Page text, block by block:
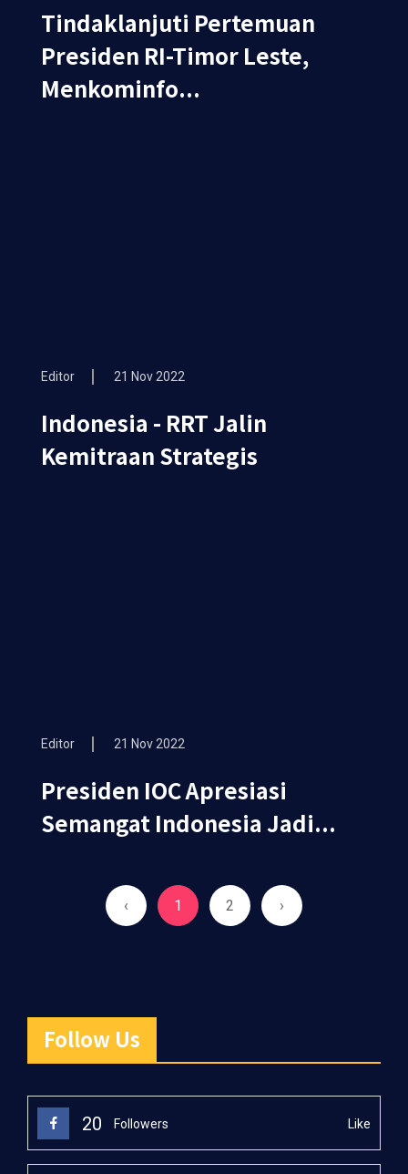
Tindaklanjuti Pertemuan
Presiden RI-Timor Leste,
Menkominfo...
Editor 21 Nov 2022
Indonesia - RRT Jalin
Kemitraan Strategis
Editor 21 Nov 2022
Presiden IOC Apresiasi
Semangat Indonesia Jadi...
‹ 1 2 ›
Follow Us
20 Followers Like